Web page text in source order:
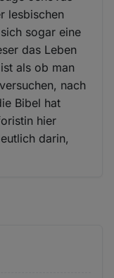
lesbischen
sogar eine
das Leben
als ob man
nach
Bibel hat
hier
darin,